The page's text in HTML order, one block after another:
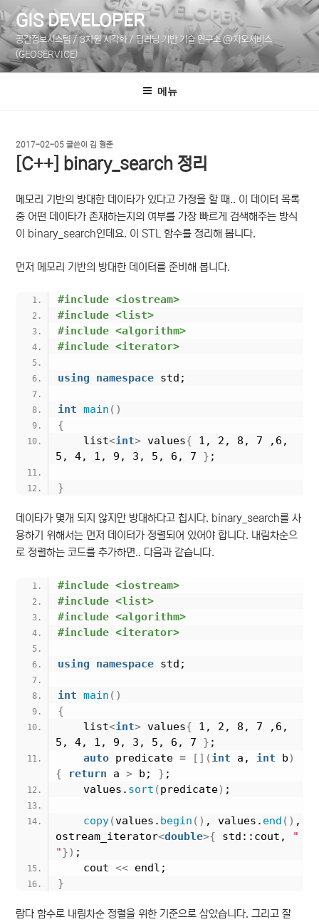
텐
츠
로
바
GIS DEVELOPER
공간정보시스템 / 3차원 시각화 / 딥러닝 기반 기술 연구소 @지오서비스
(GEOSERVICE)
메뉴
작
성
일
2017-02-05 글쓴이김 형준
[C++] binary_search 정리
메모리 기반의 방대한 데이타가 있다고 가정을 할 때.. 이 데이터 목록
중 어떤 데이타가 존재하는지의 여부를 가장 빠르게 검색해주는 방식
이 binary_search인데요. 이 STL 함수를 정리해 봅니다.
먼저 메모리 기반의 방대한 데이터를 준비해 봅니다.
#include <iostream>
#include <list>
#include <algorithm>
#include <iterator>
using namespace std;
int main ()
{
    list
<int> values{ 1, 2, 8, 7 ,6,
5, 4, 1, 9, 3, 5, 6, 7 } ;
}
데이타가 몇개 되지 않지만 방대하다고 칩시다. binary_search를 사
용하기 위해서는 먼저 데이터가 정렬되어 있어야 합니다. 내림차순으
로 정렬하는 코드를 추가하면.. 다음과 같습니다.
#include <iostream>
#include <list>
#include <algorithm>
#include <iterator>
using namespace std;
int main ()
{
    list
<int> values{ 1, 2, 8, 7 ,6,
5, 4, 1, 9, 3, 5, 6, 7 } ;
auto predicate = [](int a, int b)
{
return a > b; } ;
    values.
sort (predicate) ;
copy(values. begin () , values. end () ,
ostream_iterator<double>{ std::cout, "
"}) ;
    cout
<< endl;
}
람다 함수로 내림차순 정렬을 위한 기준으로 삼았습니다. 그리고 잘